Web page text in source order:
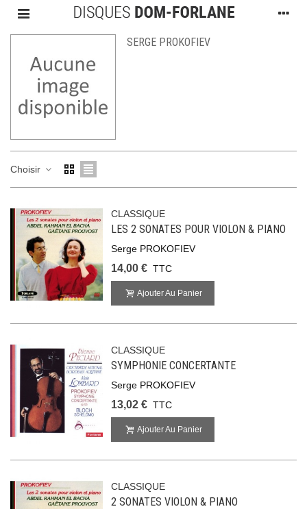
SERGE PROKOFIEV
Choisir
CLASSIQUE
LES 2 SONATES POUR VIOLON & PIANO
Serge PROKOFIEV
14,00 € TTC
Ajouter Au Panier
CLASSIQUE
SYMPHONIE CONCERTANTE
Serge PROKOFIEV
13,02 € TTC
Ajouter Au Panier
CLASSIQUE
2 SONATES VIOLON & PIANO